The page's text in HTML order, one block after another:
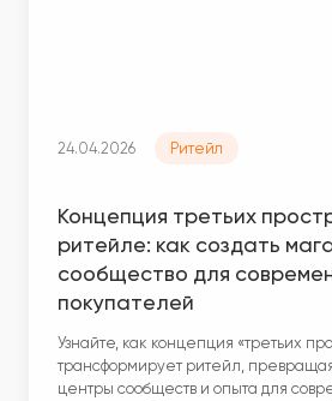
24.04.2026 Ритейл
Концепция третьих
ритейле: как создать
сообщество для
покупателей
Узнайте, как концепция «третьих
трансформирует ритейл,
центры сообществ и опыта для